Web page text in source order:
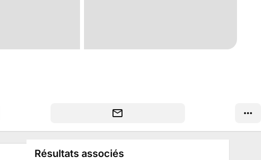
Résultats associés